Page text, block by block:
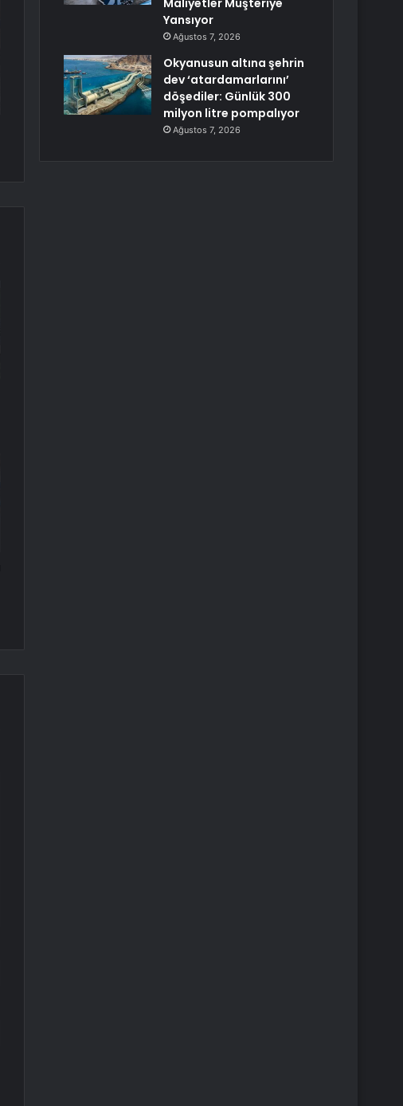
Maliyetler Müşteriye
Yansıyor
Ağustos 7, 2026
Okyanusun altına şehrin
dev ‘atardamarlarını’
döşediler: Günlük 300
milyon litre pompalıyor
Ağustos 7, 2026